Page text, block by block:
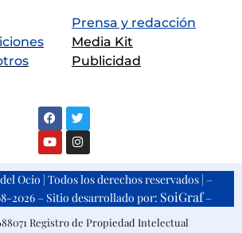
Prensa y redacción
Media Kit
Publicidad
Ocio | Todos los derechos reservados | –
2026 – Sitio desarrollado por: SoiGraf–
Registro de Propiedad Intelectual